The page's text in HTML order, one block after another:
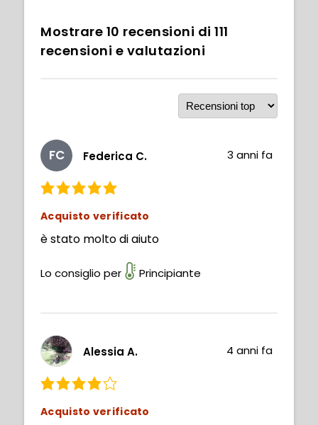
Mostrare 10 recensioni di 111
recensioni e valutazioni
FC Federica C. 3 anni fa
Acquisto verificato
è stato molto di aiuto
Lo consiglio per Principiante
Alessia A. 4 anni fa
Acquisto verificato